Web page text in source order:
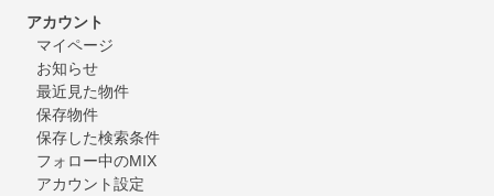
アカウント
マイページ
お知らせ
最近見た物件
保存物件
保存した検索条件
フォロー中のMIX
アカウント設定